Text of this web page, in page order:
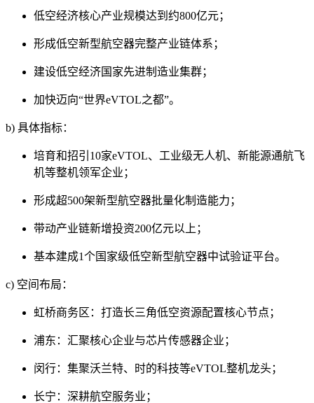
低空经济核心产业规模达到约800亿元；
形成低空新型航空器完整产业链体系；
建设低空经济国家先进制造业集群；
加快迈向“世界eVTOL之都”。
b) 具体指标：
培育和招引10家eVTOL、工业级无人机、新能源通航飞
机等整机领军企业；
形成超500架新型航空器批量化制造能力；
带动产业链新增投资200亿元以上；
基本建成1个国家级低空新型航空器中试验证平台。
c) 空间布局：
虹桥商务区：打造长三角低空资源配置核心节点；
浦东：汇聚核心企业与芯片传感器企业；
闵行：集聚沃兰特、时的科技等eVTOL整机龙头；
长宁：深耕航空服务业；